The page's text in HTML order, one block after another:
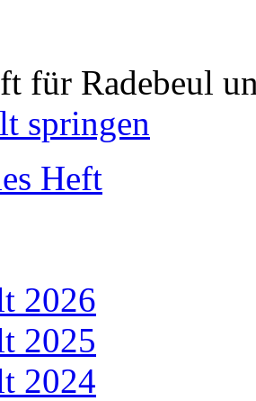
für Radebeul
springen
Heft
2026
2025
2024